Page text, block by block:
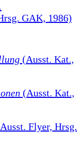
GAK, 1986)
(Ausst. Kat.,
(Ausst. Kat.,
Flyer, Hrsg.